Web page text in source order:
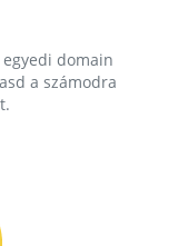
domain
a számodra